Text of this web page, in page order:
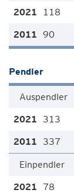
118
90
Pendler
Auspendler
313
337
Einpendler
78